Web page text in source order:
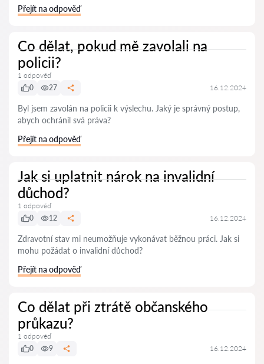
Přejít na odpověď
Co dělat, pokud mě zavolali na
policii?
1 odpověď
0
27 16.12.2024
Byl jsem zavolán na policii k výslechu. Jaký je správný postup,
abych ochránil svá práva?
Přejít na odpověď
Jak si uplatnit nárok na invalidní
důchod?
1 odpověď
0
12 16.12.2024
Zdravotní stav mi neumožňuje vykonávat běžnou práci. Jak si
mohu požádat o invalidní důchod?
Přejít na odpověď
Co dělat při ztrátě občanského
průkazu?
1 odpověď
0
9 16.12.2024